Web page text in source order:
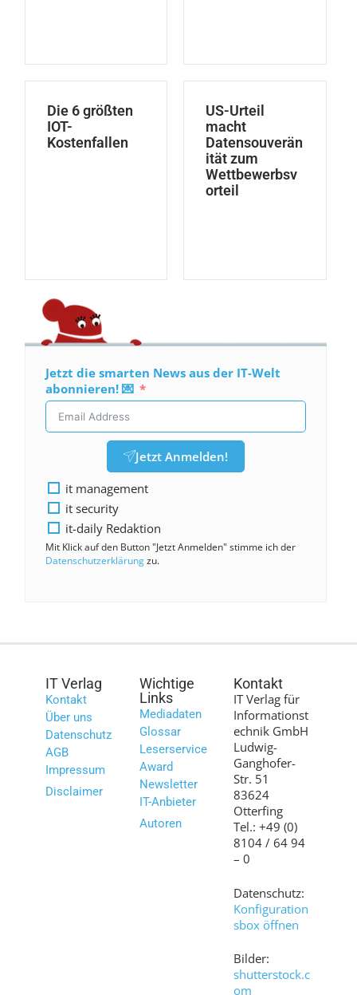
Die 6 größten
IOT-
Kostenfallen
US-Urteil
macht
Datensouverän
ität zum
Wettbewerbsv
orteil
Jetzt die smarten News aus der IT-Welt
abonnieren! 💌
Jetzt Anmelden!
it management
it security
it-daily Redaktion
Mit Klick auf den Button "Jetzt Anmelden" stimme ich der
Datenschutzerklärungzu.
IT Verlag
Kontakt
Über uns
Datenschutz
AGB
Impressum
Disclaimer
Wichtige
Links
Mediadaten
Glossar
Leserservice
Award
Newsletter
IT-Anbieter
Autoren
Kontakt
IT Verlag für
Informationst
echnik GmbH
Ludwig-
Ganghofer-
Str. 51
83624
Otterfing
Tel.: +49 (0)
8104 / 64 94
– 0
Datenschutz:
Konfiguration
sbox öffnen
Bilder:
shutterstock.c
om